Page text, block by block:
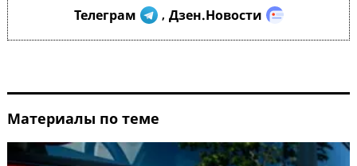
Телеграм , Дзен.Новости
Материалы по теме